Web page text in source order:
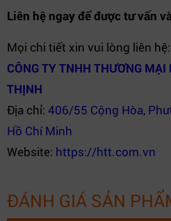
Liên hệ ngay để được tư vấn
Mọi chi tiết xin vui lòng liên hệ:
CÔNG TY TNHH THƯƠNG
THỊNH
Địa chỉ: 406/55 Cộng Hòa,
Hồ Chí Minh
Website: https://htt.com.vn
ĐÁNH GIÁ SẢN